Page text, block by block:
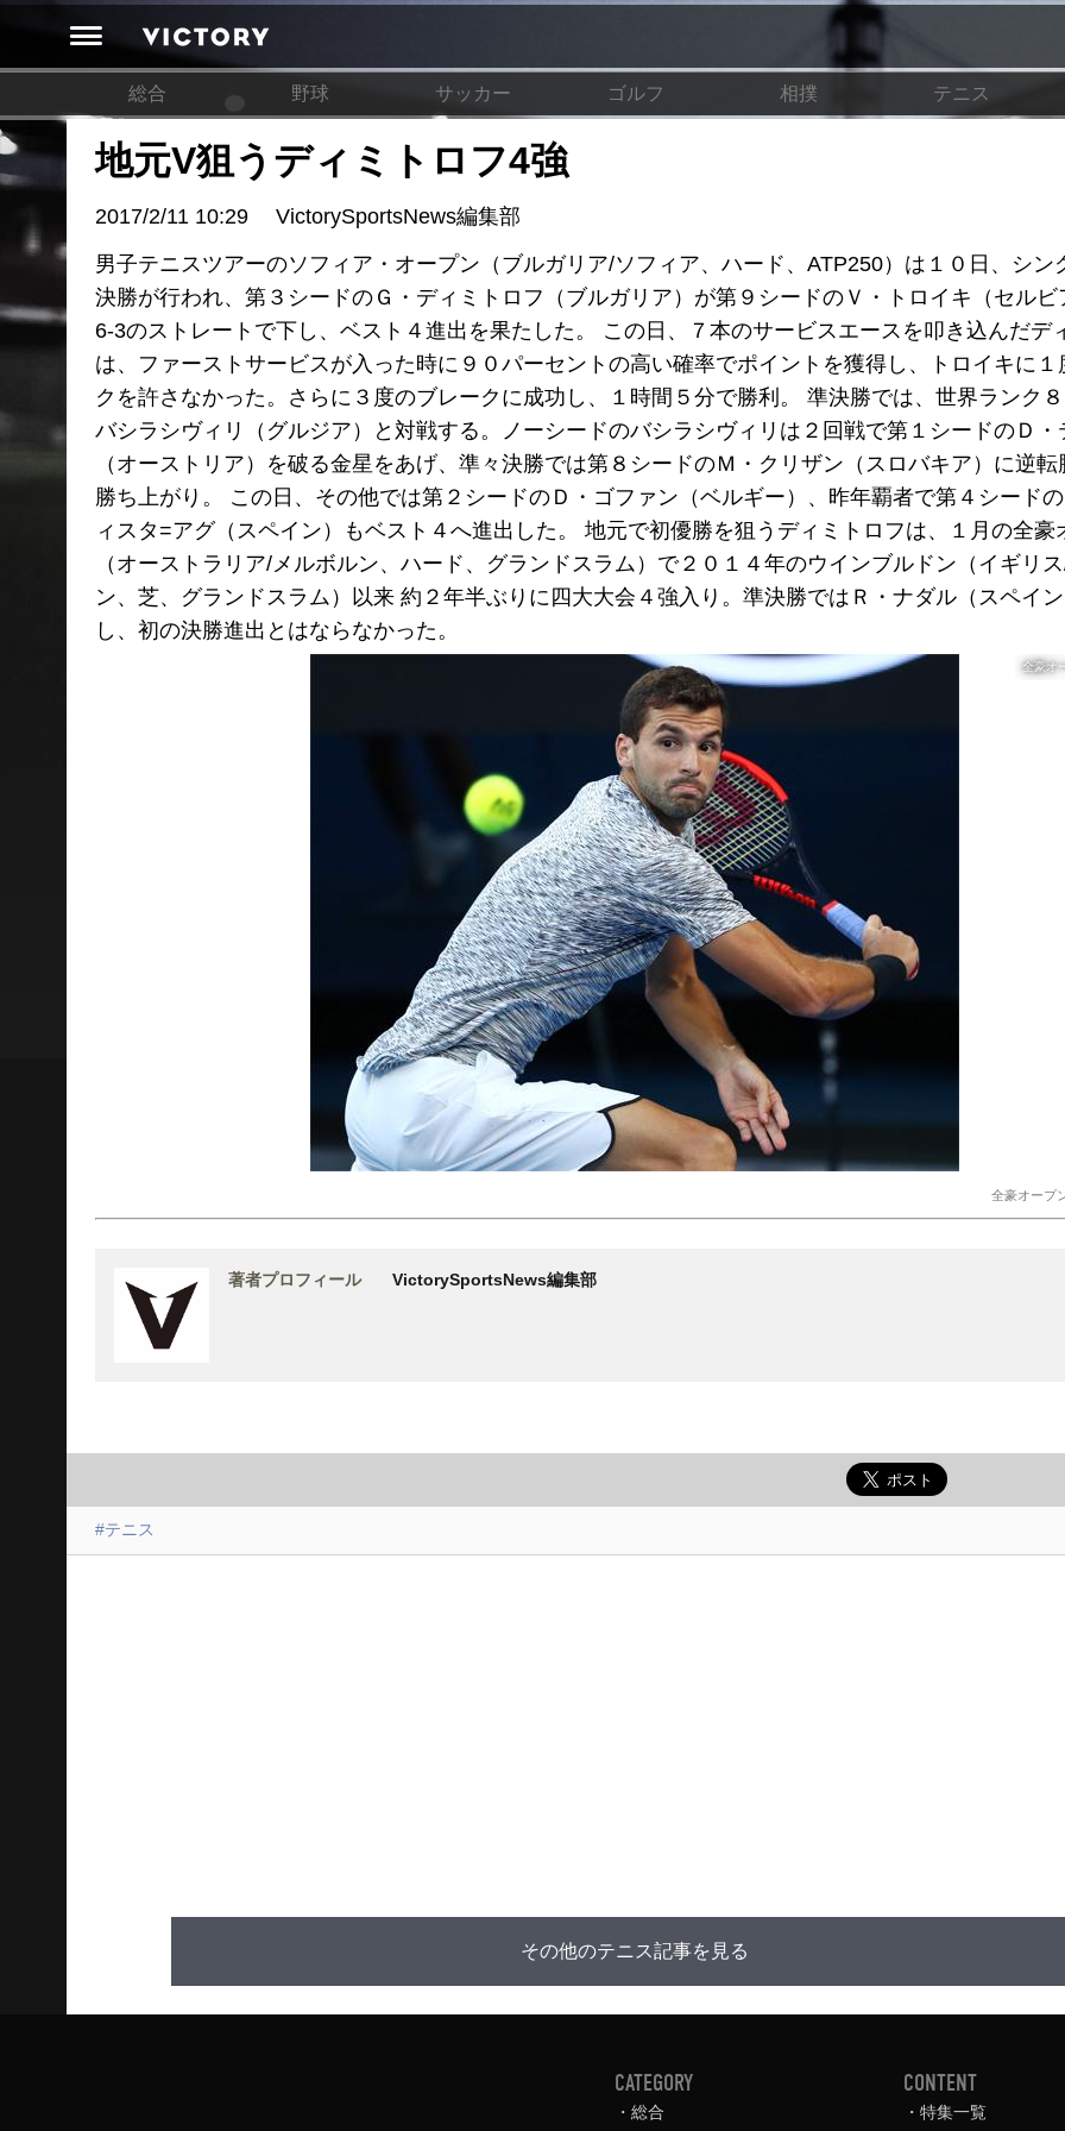
総合 野球 サッカー ゴルフ 相撲 テニス
地元V狙うディミトロフ4強
2017/2/11 10:29
VictorySportsNews編集部
男子テニスツアーのソフィア・オープン（ブルガリア/ソフィア、ハード、ATP250）は１０日、シン
決勝が行われ、第３シードのＧ・ディミトロフ（ブルガリア）が第９シードのＶ・トロイキ（セルビ
6-3のストレートで下し、ベスト４進出を果たした。 この日、７本のサービスエースを叩き込んだデ
は、ファーストサービスが入った時に９０パーセントの高い確率でポイントを獲得し、トロイキに１
クを許さなかった。さらに３度のブレークに成功し、１時間５分で勝利。 準決勝では、世界ランク８
バシラシヴィリ（グルジア）と対戦する。ノーシードのバシラシヴィリは２回戦で第１シードのＤ・
（オーストリア）を破る金星をあげ、準々決勝では第８シードのＭ・クリザン（スロバキア）に逆
勝ち上がり。 この日、その他では第２シードのＤ・ゴファン（ベルギー）、昨年覇者で第４シード
ィスタ=アグ（スペイン）もベスト４へ進出した。 地元で初優勝を狙うディミトロフは、１月の全豪
（オーストラリア/メルボルン、ハード、グランドスラム）で２０１４年のウインブルドン（イギリ
ン、芝、グランドスラム）以来 約２年半ぶりに四大大会４強入り。準決勝ではＲ・ナダル（スペイ
し、初の決勝進出とはならなかった。
全豪オ
全豪オープ
著者プロフィール VictorySportsNews編集部
#テニス
その他のテニス記事を見る
CATEGORY
総合
CONTENT
特集一覧